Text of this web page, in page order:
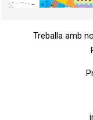
Treballa amb